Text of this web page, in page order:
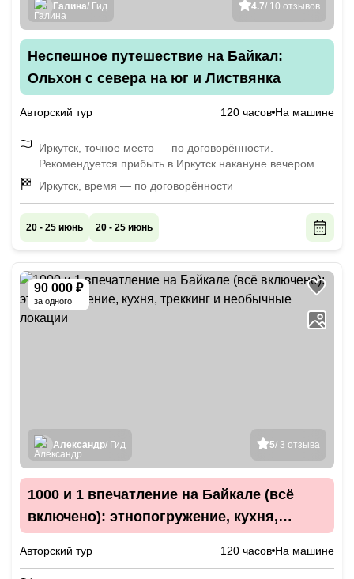
4.7/ 10 отзывов
Галина/ Гид
Неспешное путешествие на Байкал:
Ольхон с севера на юг и Листвянка
Авторский тур 120 часов На машине
Иркутск, точное место — по договорённости.
Рекомендуется прибыть в Иркутск накануне вечером.
Если прилёт или приезд в день начала тура, время
прибытия должно быть не позднее 7:30.
Иркутск, время — по договорённости
20 - 25 июнь 20 - 25 июнь
90 000 ₽
за одного
5/ 3 отзыва
Александр/ Гид
1000 и 1 впечатление на Байкале (всё
включено): этнопогружение, кухня,
Авторский тур 120 часов На машине